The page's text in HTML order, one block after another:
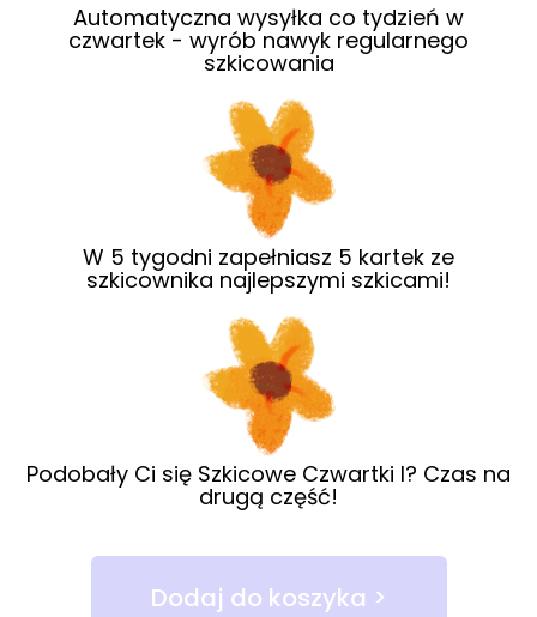
Automatyczna wysyłka co tydzień w
czwartek - wyrób nawyk regularnego
szkicowania
W 5 tygodni zapełniasz 5 kartek ze
szkicownika najlepszymi szkicami!
Podobały Ci się Szkicowe Czwartki I? Czas na
drugą część!
Dodaj do koszyka >